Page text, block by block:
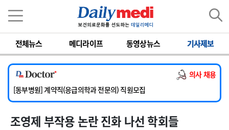
전체뉴스 메디라이프 동영상뉴스 기사제보
의사 채용
[서울아산병원] 2026년 하반기 인턴 모집
[영남대학교의료원] 마취통증의학과 임기제 임상의사 채용
[충남대학교병원] 소아청소년과(소아응급전담) 계약직 의사 공개채용
[동부병원] 계약직(응급의학과 전문의) 직원모집
[이대목동병원] 하반기 전공의(레지던트1년차) 모집
[서울아산병원] 2026년 하반기 인턴 모집
조영제 부작용 논란 진화 나선 학회들